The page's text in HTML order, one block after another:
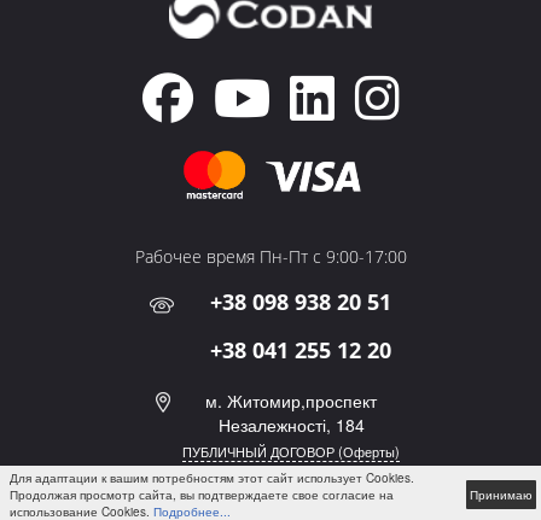
Рабочее время Пн-Пт с 9:00-17:00
+38 098 938 20 51
+38 041 255 12 20
м. Житомир,проспект
Незалежності, 184
ПУБЛИЧНЫЙ ДОГОВОР (Оферты)
Для адаптации к вашим потребностям этот сайт использует Cookies.
Продолжая просмотр сайта, вы подтверждаете свое согласие на
использование Cookies. Подробнее...
Принимаю